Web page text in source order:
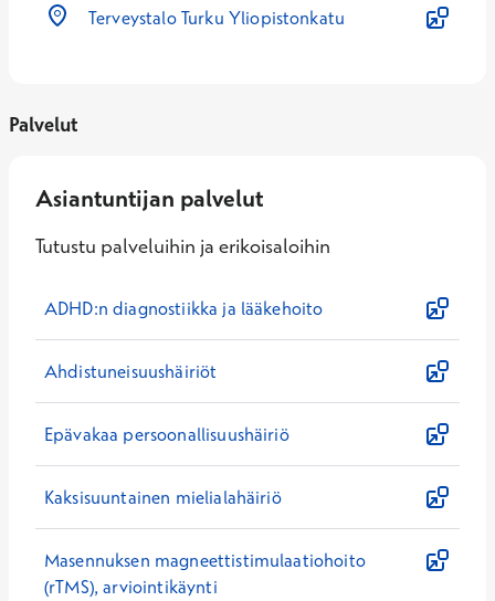
Terveystalo Turku Yliopistonkatu
Palvelut
Asiantuntijan palvelut
Tutustu palveluihin ja erikoisaloihin
ADHD:n diagnostiikka ja lääkehoito
Ahdistuneisuushäiriöt
Epävakaa persoonallisuushäiriö
Kaksisuuntainen mielialahäiriö
Masennuksen magneettistimulaatiohoito
(rTMS), arviointikäynti